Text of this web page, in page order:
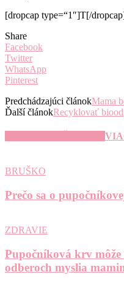
[dropcap type=“1″]T[/
Share
Facebook
Twitter
WhatsApp
Pinterest
Predchádzajúci článokMama
Ďalší článokRecyklovať
BRUŠKO
Prečo sa o
ZDRAVIE
Pupočníková krv
odberoch myslia